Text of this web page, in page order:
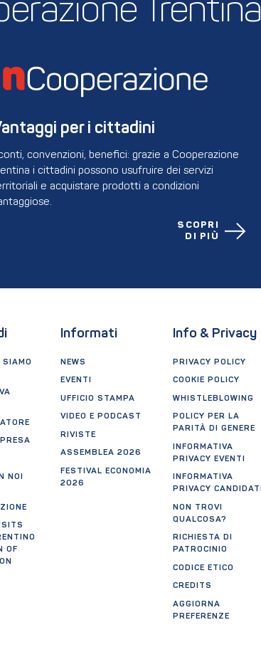
Trentina
per i cittadini
convenzioni, benefici: grazie a Cooperazione
i cittadini possono usufruire dei servizi
e acquistare prodotti a condizioni
SCOPRI
DI PIÙ
SIAMO
NOI
OF
Informati
NEWS
EVENTI
UFFICIO STAMPA
VIDEO E PODCAST
RIVISTE
ASSEMBLEA 2026
FESTIVAL ECONOMIA
2026
Info & Privacy
PRIVACY POLICY
COOKIE POLICY
WHISTLEBLOWING
POLICY PER LA
PARITÀ DI GENERE
INFORMATIVA
PRIVACY EVENTI
INFORMATIVA
PRIVACY CANDIDATI
NON TROVI
QUALCOSA?
RICHIESTA DI
PATROCINIO
CODICE ETICO
CREDITS
AGGIORNA
PREFERENZE